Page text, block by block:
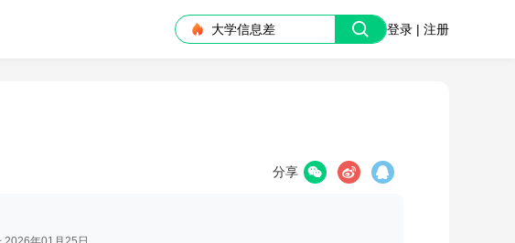
大学信息差 登录 | 注册
分享